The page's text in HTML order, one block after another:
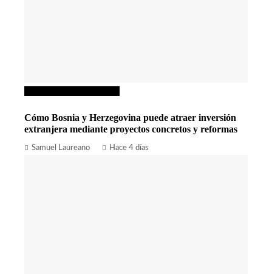
Cómo Bosnia y Herzegovina puede atraer inversión
extranjera mediante proyectos concretos y reformas
Samuel Laureano Hace 4 días